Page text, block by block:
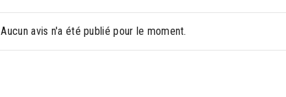
Aucun avis n'a été publié pour le moment.